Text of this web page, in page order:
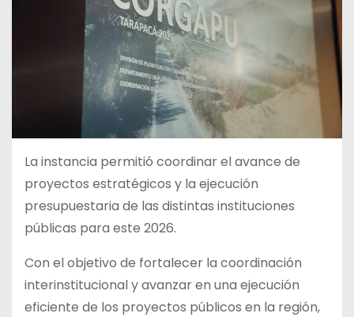
La instancia permitió coordinar el avance de
proyectos estratégicos y la ejecución
presupuestaria de las distintas instituciones
públicas para este 2026.
Con el objetivo de fortalecer la coordinación
interinstitucional y avanzar en una ejecución
eficiente de los proyectos públicos en la región,